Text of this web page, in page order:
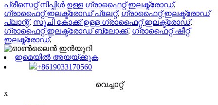
പ്രീസെറ്റ് നിപ്പിൾ ഉള്ള ഗ്രാഫൈറ്റ് ഇലക്ട്രോഡ്,
ഗ്രാഫൈറ്റ് ഇലക്ട്രോഡ് പ്ലേറ്റ്, ഗ്രാഫൈറ്റ് ഇലക്ട്രോഡ്
പ്ലാന്റ്, സൂചി കോക്ക് ഉള്ള ഗ്രാഫൈറ്റ് ഇലക്ട്രോഡ്,
ഗ്രാഫൈറ്റ് ഇലക്ട്രോഡ് ബ്ലോക്ക്, ഗ്രാഫൈറ്റ് ഷീറ്റ്
ഇലക്ട്രോഡ്,
ഇമെയിൽ അയയ്ക്കുക
+8619033170560
വെച്ചാറ്റ്
x